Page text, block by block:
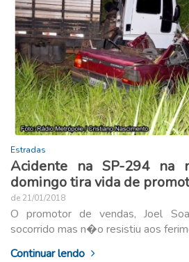
Estradas
Acidente na SP-294 na
domingo tira vida de
de 21/01/2018
O promotor de vendas, Joel
socorrido mas n�o resistiu aos
Continuar lendo